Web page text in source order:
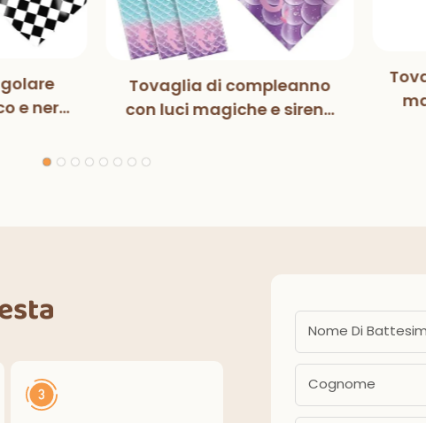
e nero
Tovaglia di compleanno
con luci magiche e sirena
per feste di compleanno
Nome Di
Cognome